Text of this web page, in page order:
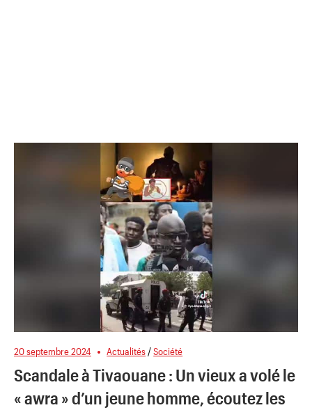
20 septembre 2024 Actualités/Société
Scandale à Tivaouane : Un vieux a volé le
« awra » d’un jeune homme, écoutez les